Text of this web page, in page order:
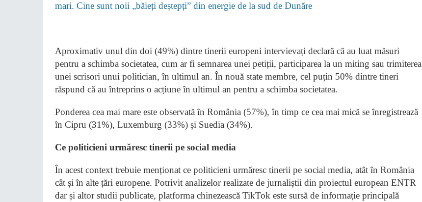
mari. Cine sunt noii „băieți deștepți” din energie de la sud de Dunăre
Aproximativ unul din doi (49%) dintre tinerii europeni intervievați declară că au luat măsuri
pentru a schimba societatea, cum ar fi semnarea unei petiții, participarea la un miting sau trimiterea
unei scrisori unui politician, în ultimul an. În nouă state membre, cel puțin 50% dintre tineri
răspund că au întreprins o acțiune în ultimul an pentru a schimba societatea.
Ponderea cea mai mare este observată în România (57%), în timp ce cea mai mică se înregistrează
în Cipru (31%), Luxemburg (33%) și Suedia (34%).
Ce politicieni urmăresc tinerii pe social media
În acest context trebuie menționat ce politicieni urmăresc tinerii pe social media, atât în România
cât și în alte țări europene. Potrivit analizelor realizate de jurnaliștii din proiectul european ENTR
dar și altor studii publicate, platforma chinezească TikTok este sursă de informație principală